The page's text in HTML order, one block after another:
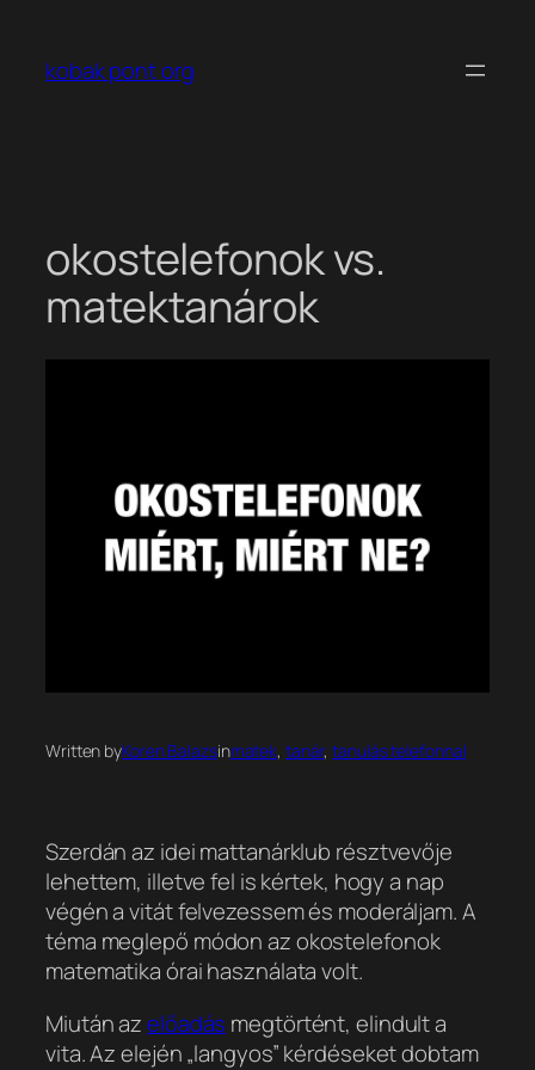
tartalomhoz
kobak pont org
okostelefonok vs.
matektanárok
Written byKoren Balazsinmatek, tanár, tanulás telefonnal
Szerdán az idei mattanárklub résztvevője
lehettem, illetve fel is kértek, hogy a nap
végén a vitát felvezessem és moderáljam. A
téma meglepő módon az okostelefonok
matematika órai használata volt.
Miután azelőadás megtörtént, elindult a
vita. Az elején „langyos” kérdéseket dobtam